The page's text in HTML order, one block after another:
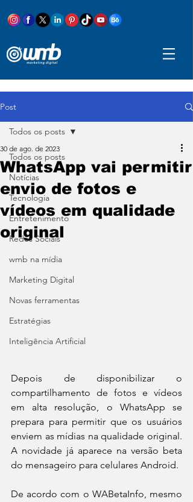
Post
Todos os posts
Notícias
Tecnologia
Entretenimento
Redes Sociais
wmb na mídia
Marketing Digital
Novas ferramentas
Estratégias
Inteligência Artificial
Todos os posts
WhatsApp vai permitir
envio de fotos e
vídeos em qualidade
original
30 de ago. de 2023
Depois de disponibilizar o
compartilhamento de fotos e vídeos
em alta resolução, o WhatsApp se
prepara para permitir que os usuários
enviem as mídias na qualidade original.
A novidade já aparece na versão beta
do mensageiro para celulares Android.
De acordo com o WABetaInfo, mesmo